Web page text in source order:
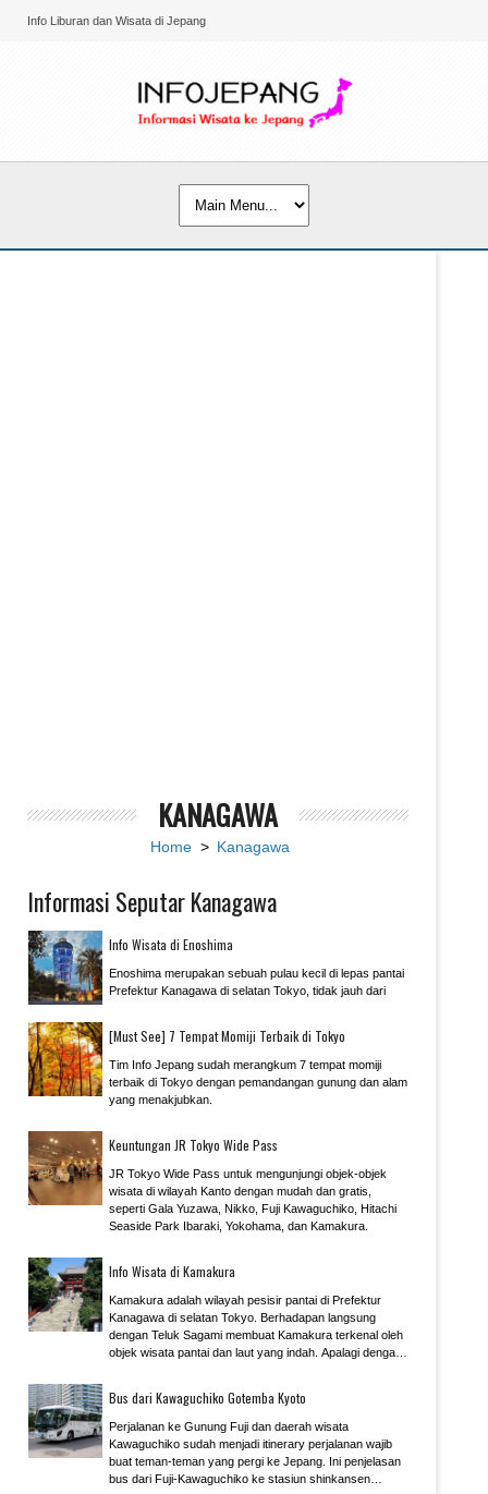
Info Liburan dan Wisata di Jepang
KANAGAWA
Home> Kanagawa
Informasi Seputar Kanagawa
Info Wisata di Enoshima
Enoshima merupakan sebuah pulau kecil di lepas pantai
Prefektur Kanagawa di selatan Tokyo, tidak jauh dari
[Must See] 7 Tempat Momiji Terbaik di Tokyo
Tim Info Jepang sudah merangkum 7 tempat momiji
terbaik di Tokyo dengan pemandangan gunung dan alam
yang menakjubkan.
Keuntungan JR Tokyo Wide Pass
JR Tokyo Wide Pass untuk mengunjungi objek-objek
wisata di wilayah Kanto dengan mudah dan gratis,
seperti Gala Yuzawa, Nikko, Fuji Kawaguchiko, Hitachi
Seaside Park Ibaraki, Yokohama, dan Kamakura.
Info Wisata di Kamakura
Kamakura adalah wilayah pesisir pantai di Prefektur
Kanagawa di selatan Tokyo. Berhadapan langsung
dengan Teluk Sagami membuat Kamakura terkenal oleh
objek wisata pantai dan laut yang indah. Apalagi dengan
tujuan wisata favorit di musim panas.
Bus dari Kawaguchiko Gotemba Kyoto
Perjalanan ke Gunung Fuji dan daerah wisata
Kawaguchiko sudah menjadi itinerary perjalanan wajib
buat teman-teman yang pergi ke Jepang. Ini penjelasan
bus dari Fuji-Kawaguchiko ke stasiun shinkansen